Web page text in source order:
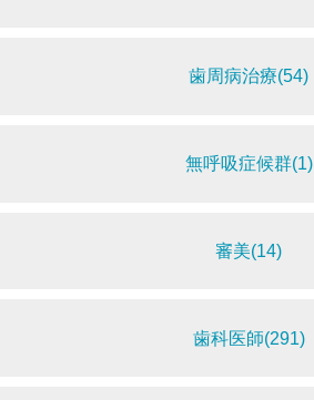
歯周病治療(54)
無呼吸症候群(1)
審美(14)
歯科医師(291)